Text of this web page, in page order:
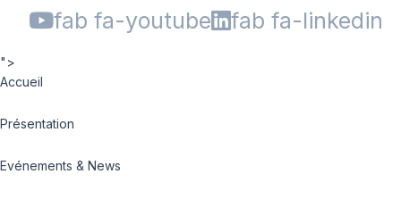
fab fa-youtube
fab fa-linkedin
">
Accueil
Présentation
Evénements & News